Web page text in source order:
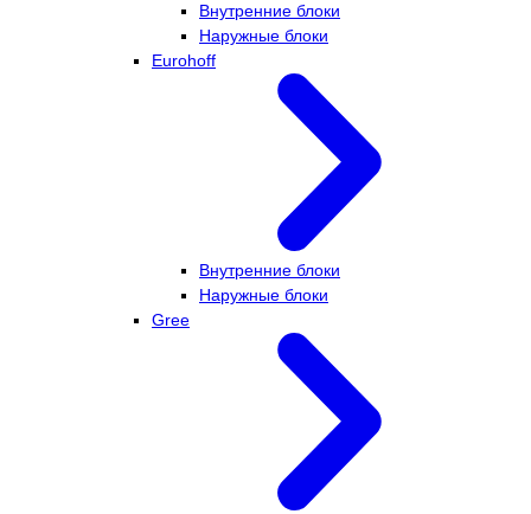
Внутренние блоки
Наружные блоки
Eurohoff
Внутренние блоки
Наружные блоки
Gree